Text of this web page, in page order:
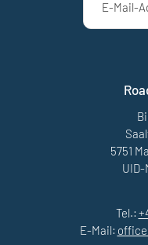
E-Mail-
5751
UID-
Tel.:
E-Mail: